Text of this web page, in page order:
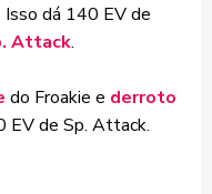
Isso dá 140 EV de
Attack.
do Froakie e derroto
EV de Sp. Attack.